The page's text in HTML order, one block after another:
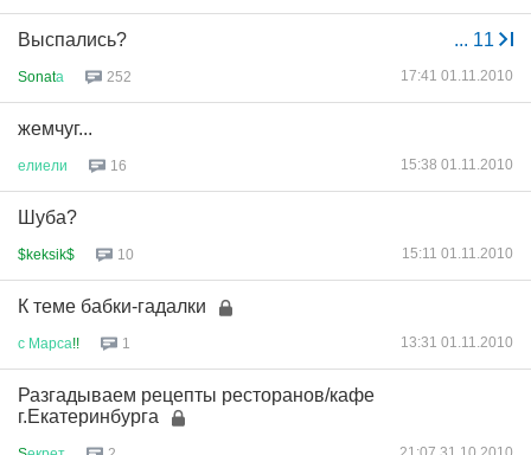
... 11
Выспались?
Sonatа 252 17:41 01.11.2010
жемчуг...
елиели 16 15:38 01.11.2010
Шуба?
$keksik$ 10 15:11 01.11.2010
К теме бабки-гадалки
с Марса!! 1 13:31 01.11.2010
Разгадываем рецепты ресторанов/кафе
г.Екатеринбурга